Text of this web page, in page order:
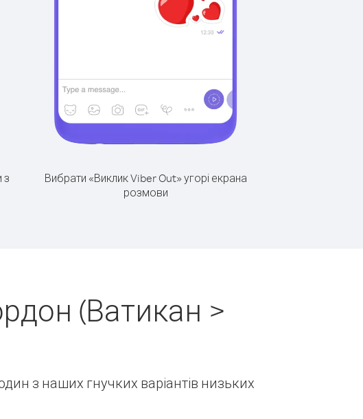
з
Вибрати «Виклик Viber Out» угорі екрана
розмови
(Ватикан >
з наших гнучких варіантів низьких